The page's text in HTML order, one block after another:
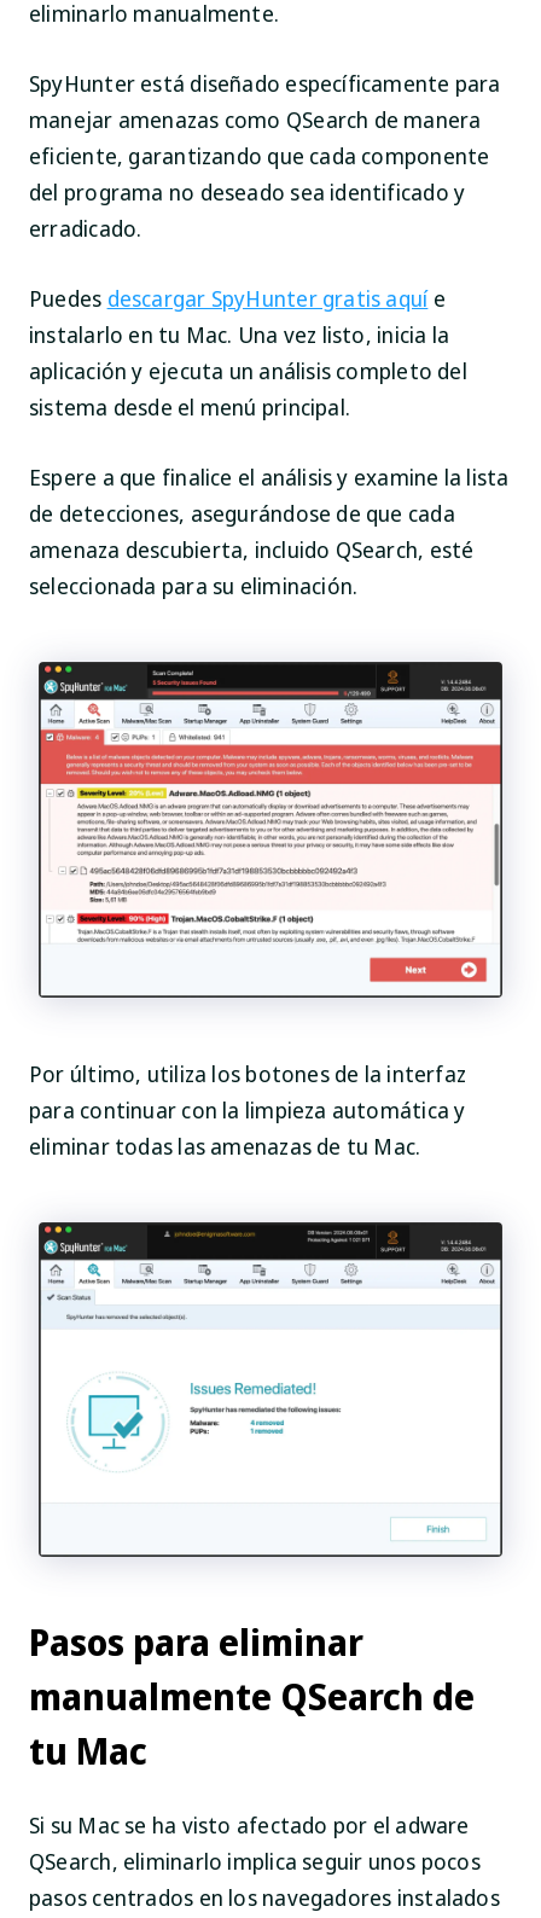
eliminarlo manualmente.
SpyHunter está diseñado específicamente para
manejar amenazas como QSearch de manera
eficiente, garantizando que cada componente
del programa no deseado sea identificado y
erradicado.
Puedes descargar SpyHunter gratis aquíe
instalarlo en tu Mac. Una vez listo, inicia la
aplicación y ejecuta un análisis completo del
sistema desde el menú principal.
Espere a que finalice el análisis y examine la lista
de detecciones, asegurándose de que cada
amenaza descubierta, incluido QSearch, esté
seleccionada para su eliminación.
Por último, utiliza los botones de la interfaz
para continuar con la limpieza automática y
eliminar todas las amenazas de tu Mac.
Pasos para eliminar
manualmente QSearch de
tu Mac
Si su Mac se ha visto afectado por el adware
QSearch, eliminarlo implica seguir unos pocos
pasos centrados en los navegadores instalados